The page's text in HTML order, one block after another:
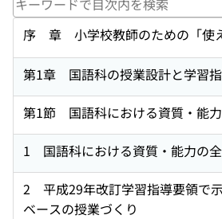
序 章 小学校教師のための「使
第1章 国語科の授業設計と学習
第1節 国語科における資質・能
1 国語科における資質・能力の
2 平成29年改訂学習指導要領で
ベースの授業づくり